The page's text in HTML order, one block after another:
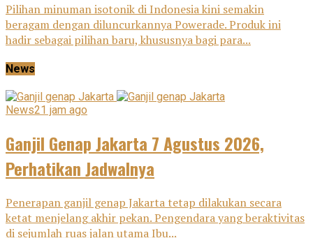
Pilihan minuman isotonik di Indonesia kini semakin
beragam dengan diluncurkannya Powerade. Produk ini
hadir sebagai pilihan baru, khususnya bagi para...
News
News21 jam ago
Ganjil Genap Jakarta 7 Agustus 2026,
Perhatikan Jadwalnya
Penerapan ganjil genap Jakarta tetap dilakukan secara
ketat menjelang akhir pekan. Pengendara yang beraktivitas
di sejumlah ruas jalan utama Ibu...